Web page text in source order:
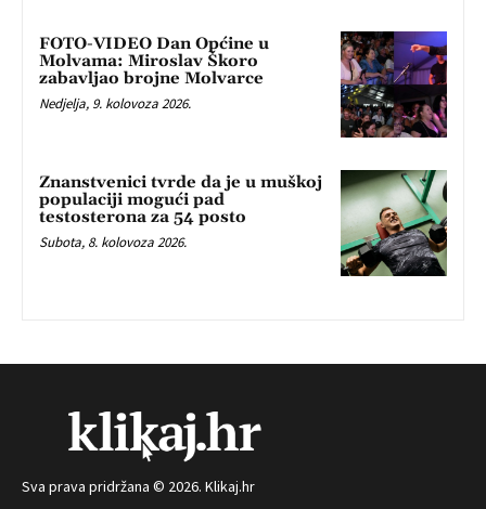
FOTO-VIDEO Dan Općine u
Molvama: Miroslav Škoro
zabavljao brojne Molvarce
Nedjelja, 9. kolovoza 2026.
Znanstvenici tvrde da je u muškoj
populaciji mogući pad
testosterona za 54 posto
Subota, 8. kolovoza 2026.
Sva prava pridržana © 2026. Klikaj.hr